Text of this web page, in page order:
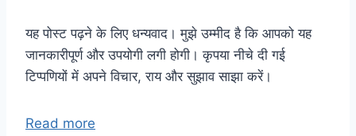
यह पोस्ट पढ़ने के लिए धन्यवाद। मुझे उम्मीद है कि आपको यह
जानकारीपूर्ण और उपयोगी लगी होगी। कृपया नीचे दी गई
टिप्पणियों में अपने विचार, राय और सुझाव साझा करें।
Read more